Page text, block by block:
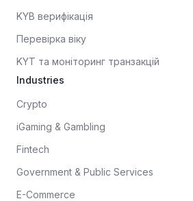
KYB верифікація
Перевірка віку
KYT та моніторинг транзакцій
Industries
Crypto
iGaming & Gambling
Fintech
Government & Public Services
E-Commerce